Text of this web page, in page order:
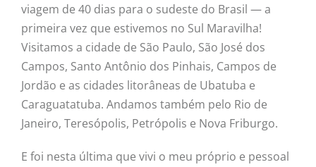
viagem de 40 dias para o sudeste do Brasil — a
primeira vez que estivemos no Sul Maravilha!
Visitamos a cidade de São Paulo, São José dos
Campos, Santo Antônio dos Pinhais, Campos de
Jordão e as cidades litorâneas de Ubatuba e
Caraguatatuba. Andamos também pelo Rio de
Janeiro, Teresópolis, Petrópolis e Nova Friburgo.
E foi nesta última que vivi o meu próprio e pessoal